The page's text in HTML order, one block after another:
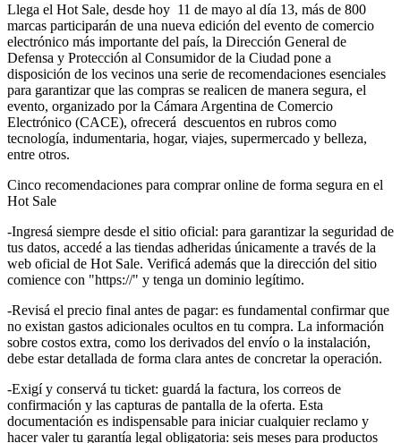
Llega el Hot Sale, desde hoy 11 de mayo al día 13, más de 800
marcas participarán de una nueva edición del evento de comercio
electrónico más importante del país, la Dirección General de
Defensa y Protección al Consumidor de la Ciudad pone a
disposición de los vecinos una serie de recomendaciones esenciales
para garantizar que las compras se realicen de manera segura, el
evento, organizado por la Cámara Argentina de Comercio
Electrónico (CACE), ofrecerá descuentos en rubros como
tecnología, indumentaria, hogar, viajes, supermercado y belleza,
entre otros.
Cinco recomendaciones para comprar online de forma segura en el
Hot Sale
-Ingresá siempre desde el sitio oficial: para garantizar la seguridad de
tus datos, accedé a las tiendas adheridas únicamente a través de la
web oficial de Hot Sale. Verificá además que la dirección del sitio
comience con "https://" y tenga un dominio legítimo.
-Revisá el precio final antes de pagar: es fundamental confirmar que
no existan gastos adicionales ocultos en tu compra. La información
sobre costos extra, como los derivados del envío o la instalación,
debe estar detallada de forma clara antes de concretar la operación.
-Exigí y conservá tu ticket: guardá la factura, los correos de
confirmación y las capturas de pantalla de la oferta. Esta
documentación es indispensable para iniciar cualquier reclamo y
hacer valer tu garantía legal obligatoria: seis meses para productos